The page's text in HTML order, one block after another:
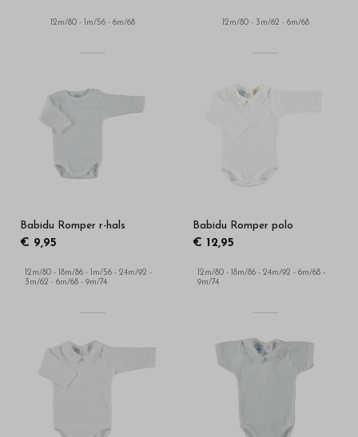
12m/80 - 1m/56 - 6m/68 12m/80 - 3m/62 - 6m/68
Babidu Romper r-hals
€ 9,95
12m/80 - 18m/86 - 1m/56 - 24m/92 -
3m/62 - 6m/68 - 9m/74
Babidu Romper polo
€ 12,95
12m/80 - 18m/86 - 24m/92 - 6m/68 -
9m/74